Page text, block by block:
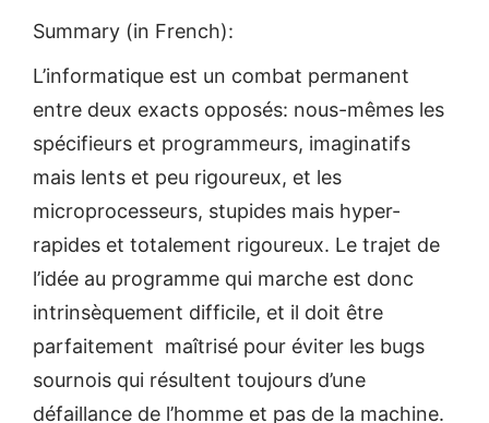
Summary (in French):
L’informatique est un combat permanent
entre deux exacts opposés: nous-mêmes les
spécifieurs et programmeurs, imaginatifs
mais lents et peu rigoureux, et les
microprocesseurs, stupides mais hyper-
rapides et totalement rigoureux. Le trajet de
l’idée au programme qui marche est donc
intrinsèquement difficile, et il doit être
parfaitement maîtrisé pour éviter les bugs
sournois qui résultent toujours d’une
défaillance de l’homme et pas de la machine.